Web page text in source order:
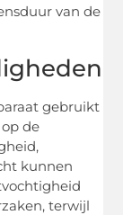
van de
gebruikt
de
kunnen
terwijl